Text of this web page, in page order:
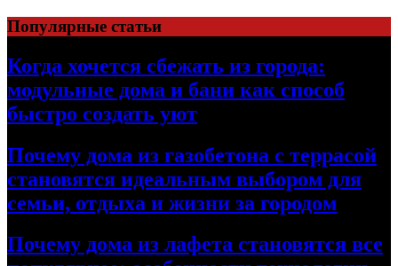
Перейти
к
содержимому
Популярные статьи
Когда хочется сбежать из города:
модульные дома и бани как способ
быстро создать уют
Почему дома из газобетона с террасой
становятся идеальным выбором для
семьи, отдыха и жизни за городом
Почему дома из лафета становятся все